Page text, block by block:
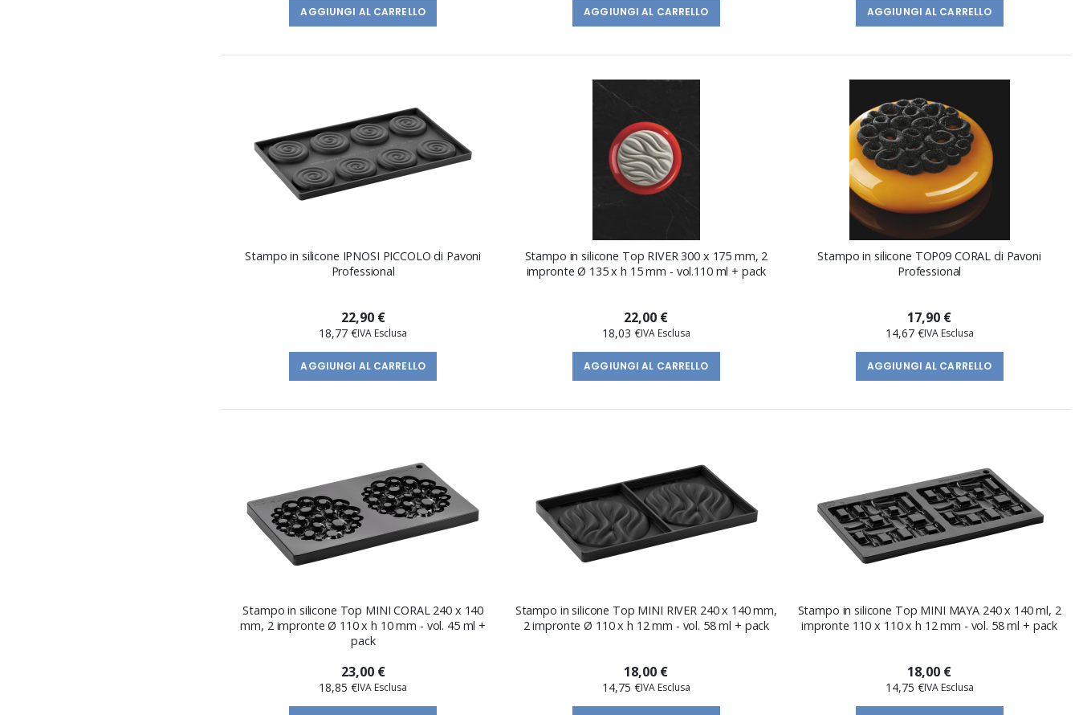
AGGIUNGI AL CARRELLO AGGIUNGI AL CARRELLO AGGIUNGI AL CARRELLO
Stampo in silicone IPNOSI PICCOLO di Pavoni
Professional
22,90 €
18,77 €
AGGIUNGI AL CARRELLO
Stampo in silicone Top RIVER 300 x 175 mm, 2
impronte Ø 135 x h 15 mm - vol.110 ml + pack
22,00 €
18,03 €
AGGIUNGI AL CARRELLO
Stampo in silicone TOP09 CORAL di Pavoni
Professional
17,90 €
14,67 €
AGGIUNGI AL CARRELLO
Stampo in silicone Top MINI CORAL 240 x 140
mm, 2 impronte Ø 110 x h 10 mm - vol. 45 ml +
pack
23,00 €
18,85 €
Stampo in silicone Top MINI RIVER 240 x 140 mm,
2 impronte Ø 110 x h 12 mm - vol. 58 ml + pack
18,00 €
14,75 €
Stampo in silicone Top MINI MAYA 240 x 140 ml, 2
impronte 110 x 110 x h 12 mm - vol. 58 ml + pack
18,00 €
14,75 €